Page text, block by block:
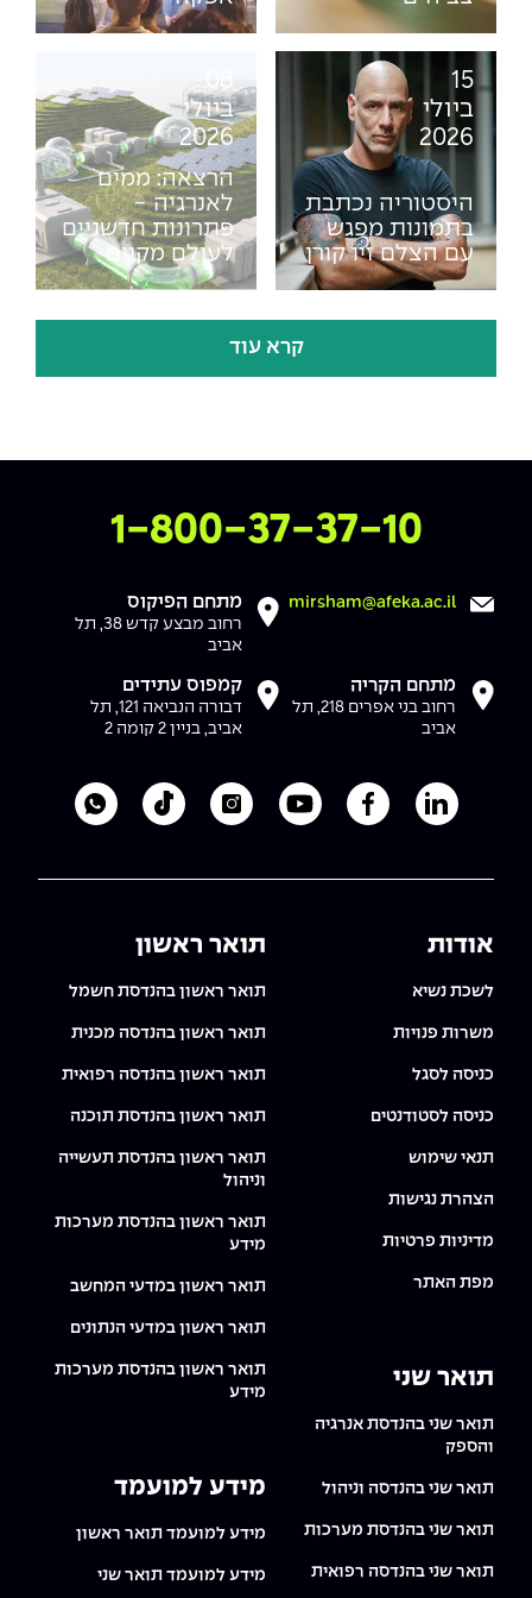
15
ביולי
2026
היסטוריה נכתבת
בתמונות מפגש
עם הצלם זיו קורן
08
ביולי
2026
הרצאה: ממים
לאנרגיה -
פתרונות חדשניים
לעולם מקיים
קרא עוד
צרו איתנו קשר
1-800-37-37-10
mirsham@afeka.ac.il מתחם הפיקוס
רחוב מבצע קדש 38, תל
אביב
מתחם הקריה
רחוב בני אפרים 218, תל
אביב
קמפוס עתידים
דבורה הנביאה 121, תל
אביב, בניין 2 קומה 2
לעמוד הלינקדאין של מכללת אפקה
לעמוד הפייסבוק של מכללת אפקה
לעמוד היוטיוב של מכללת אפקה
לעמוד האינסטגרם של
לעמוד הטיקטוק
אודות
לשכת נשיא
משרות פנויות
כניסה לסגל
כניסה לסטודנטים
תנאי שימוש
הצהרת נגישות
מדיניות פרטיות
מפת האתר
תואר שני
תואר שני בהנדסת אנרגיה
והספק
תואר שני בהנדסה וניהול
תואר שני בהנדסת מערכות
תואר שני בהנדסה רפואית
תואר ראשון
תואר ראשון בהנדסת חשמל
תואר ראשון בהנדסה מכנית
תואר ראשון בהנדסה רפואית
תואר ראשון בהנדסת תוכנה
תואר ראשון בהנדסת תעשייה
וניהול
תואר ראשון בהנדסת מערכות
מידע
תואר ראשון במדעי המחשב
תואר ראשון במדעי הנתונים
תואר ראשון בהנדסת מערכות
מידע
מידע למועמד
מידע למועמד תואר ראשון
מידע למועמד תואר שני
אווירה נפיצה במתקני חשמל ומכשור
קורס ניהול פרויקטים בשילוב AI
קורסים מקצועיים מותאמים לארגונים
לכל הקורסים
סמסטר ראשון בתיכון
The Afeka Shop
חנות החדשנות והיזמות